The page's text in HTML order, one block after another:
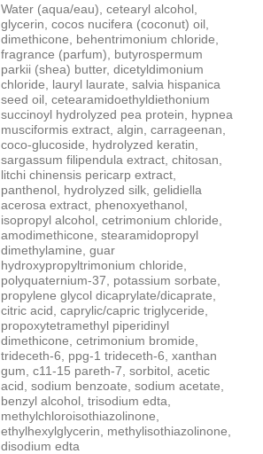
Water (aqua/eau), cetearyl alcohol,
glycerin, cocos nucifera (coconut) oil,
dimethicone, behentrimonium chloride,
fragrance (parfum), butyrospermum
parkii (shea) butter, dicetyldimonium
chloride, lauryl laurate, salvia hispanica
seed oil, cetearamidoethyldiethonium
succinoyl hydrolyzed pea protein, hypnea
musciformis extract, algin, carrageenan,
coco-glucoside, hydrolyzed keratin,
sargassum filipendula extract, chitosan,
litchi chinensis pericarp extract,
panthenol, hydrolyzed silk, gelidiella
acerosa extract, phenoxyethanol,
isopropyl alcohol, cetrimonium chloride,
amodimethicone, stearamidopropyl
dimethylamine, guar
hydroxypropyltrimonium chloride,
polyquaternium-37, potassium sorbate,
propylene glycol dicaprylate/dicaprate,
citric acid, caprylic/capric triglyceride,
propoxytetramethyl piperidinyl
dimethicone, cetrimonium bromide,
trideceth-6, ppg-1 trideceth-6, xanthan
gum, c11-15 pareth-7, sorbitol, acetic
acid, sodium benzoate, sodium acetate,
benzyl alcohol, trisodium edta,
methylchloroisothiazolinone,
ethylhexylglycerin, methylisothiazolinone,
disodium edta